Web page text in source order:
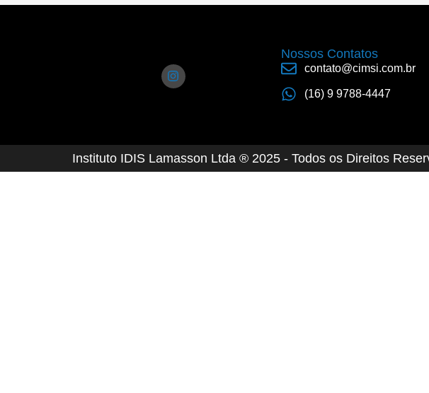
Nossos Contatos
contato@cimsi.com.br
(16) 9 9788-4447
Instituto IDIS Lamasson Ltda ® 2025 - Todos os Direitos